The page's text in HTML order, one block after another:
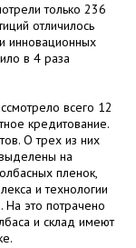
только 236
отличилось
инновационных
в 4 раза
всего 12
кредитование.
О трех из них
на
пленок,
и технологии
На это потрачено
и склад имеют